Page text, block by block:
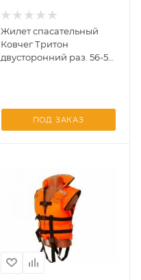
Жилет спасательный
Ковчег Тритон
двусторонний раз. 56-58
ПОД ЗАКАЗ